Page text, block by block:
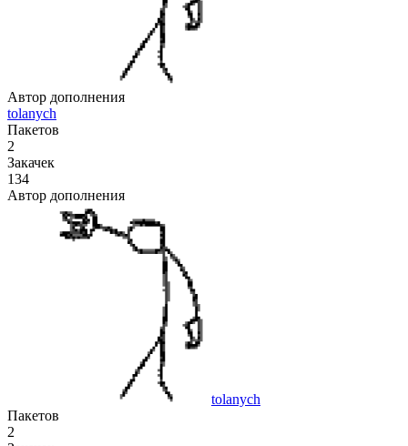
Автор дополнения
tolanych
Пакетов
2
Закачек
134
Автор дополнения
tolanych
Пакетов
2